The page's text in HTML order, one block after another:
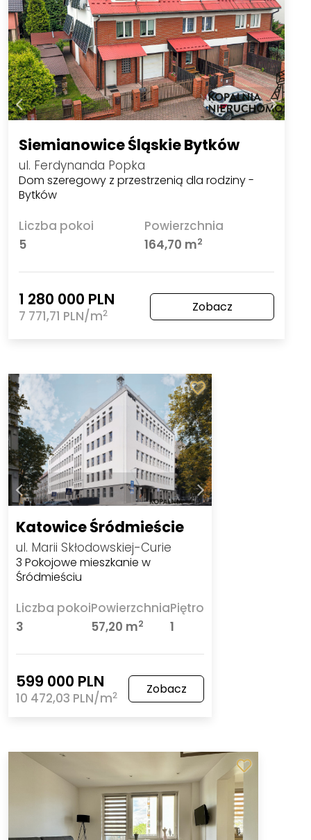
Siemianowice Śląskie Bytków
ul. Ferdynanda Popka
Dom szeregowy z przestrzenią dla rodziny -
Bytków
Liczba pokoi
5
Powierzchnia
164,70 m2
1 280 000 PLN
7 771,71 PLN/m2 Zobacz
Katowice Śródmieście
ul. Marii Skłodowskiej-Curie
3 Pokojowe mieszkanie w
Śródmieściu
Liczba pokoi
3
Powierzchnia
57,20 m2
Piętro
1
599 000 PLN
10 472,03 PLN/m2 Zobacz